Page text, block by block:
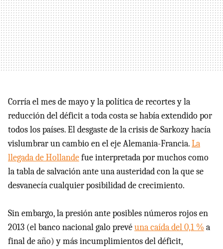
Corría el mes de mayo y la política de recortes y la
reducción del déficit a toda costa se había extendido por
todos los países. El desgaste de la crisis de Sarkozy hacía
vislumbrar un cambio en el eje Alemania-Francia.La
llegada de Hollandefue interpretada por muchos como
la tabla de salvación ante una austeridad con la que se
desvanecía cualquier posibilidad de crecimiento.
Sin embargo, la presión ante posibles números rojos en
2013 (el banco nacional galo prevéuna caída del 0,1 % a
final de año) y más incumplimientos del déficit,